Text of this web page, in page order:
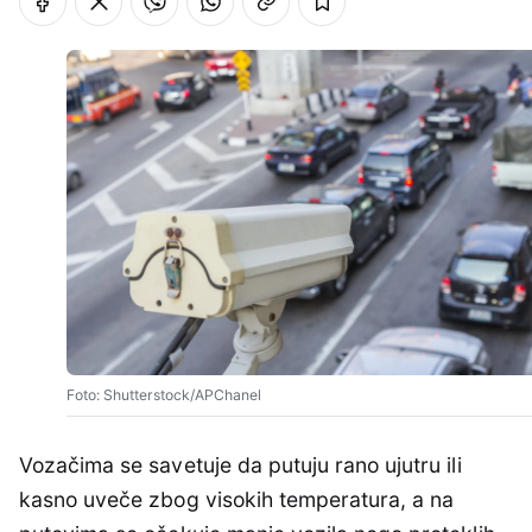
Foto: Shutterstock/APChanel
Vozačima se savetuje da putuju rano ujutru ili
kasno uveče zbog visokih temperatura, a na